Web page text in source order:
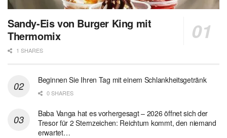
Sandy-Eis von Burger King mit
Thermomix
1 SHARES
Beginnen Sie Ihren Tag mit einem Schlankheitsgetränk
0 SHARES
Baba Vanga hat es vorhergesagt – 2026 öffnet sich der
Tresor für 2 Sternzeichen: Reichtum kommt, den niemand
erwartet…